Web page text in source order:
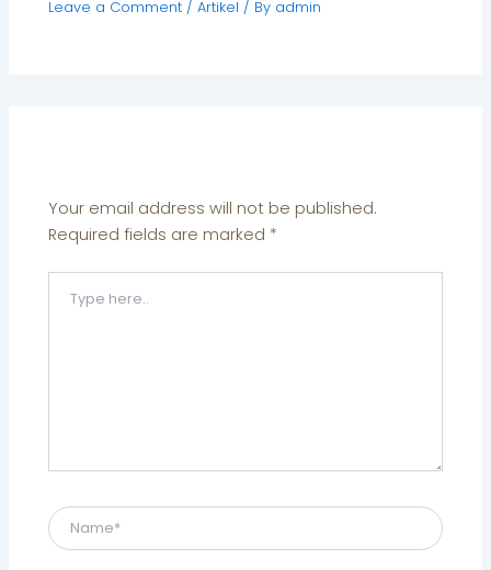
Leave a Comment /Artikel / By admin
Your email address will not be published.
Required fields are marked *
Type
Name*